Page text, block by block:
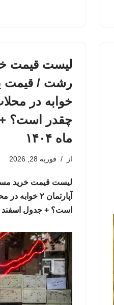
لیست قیمت
خوابه در
چقدر است؟
ماه ۱۴۰۴
از فوریه 28, 2026
لیست قیمت خرید
آپارتمان ۲
است؟ + جدول اسفند ماه